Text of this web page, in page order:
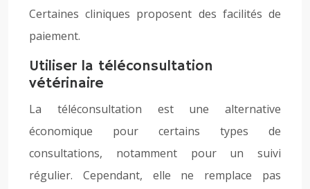
Certaines cliniques proposent des facilités de
paiement.
Utiliser la téléconsultation
vétérinaire
La téléconsultation est une alternative
économique pour certains types de
consultations, notamment pour un suivi
régulier. Cependant, elle ne remplace pas